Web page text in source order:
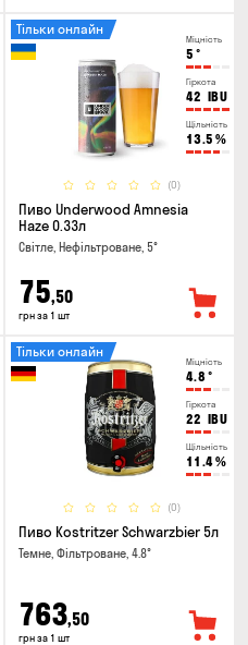
Міцність
5 °
Гіркота
42 IBU
Щільність
13.5 %
(0)
Тільки онлайн
Пиво Underwood Amnesia
Haze 0.33л
Світле, Нефільтроване, 5°
75,50
грн за 1 шт
Міцність
4.8 °
Гіркота
22 IBU
Щільність
11.4%
(0)
Тільки онлайн
Пиво Kostritzer Schwarzbier 5л
Темне, Фільтроване, 4.8°
763,50
грн за 1 шт